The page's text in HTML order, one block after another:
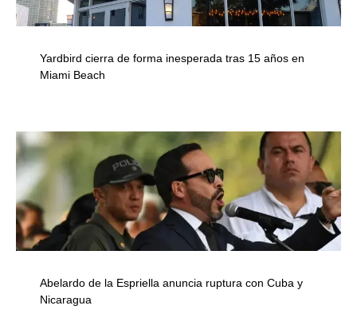
Yardbird cierra de forma inesperada tras 15 años en
Miami Beach
Abelardo de la Espriella anuncia ruptura con Cuba y
Nicaragua